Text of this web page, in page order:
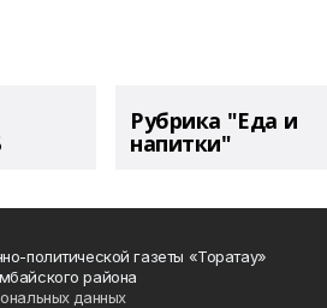
Рубрика "Еда и
напитки"
политической газеты «Торатау»
района
данных